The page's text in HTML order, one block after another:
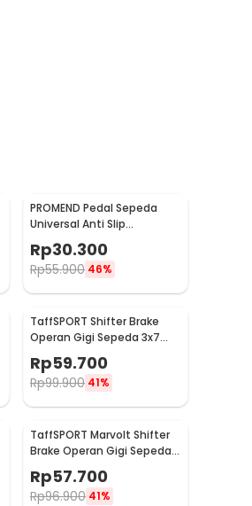
PROMEND Pedal Sepeda
Universal Anti Slip
Aluminium Alloy - JT410
Rp30.300
Rp55.900 46%
TaffSPORT Shifter Brake
Operan Gigi Sepeda 3x7
Rp59.700
Rp99.900 41%
TaffSPORT Marvolt Shifter
Brake Operan Gigi Sepeda
Rp57.700
Rp96.900 41%